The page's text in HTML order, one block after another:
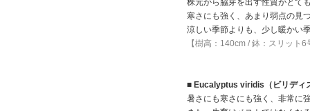
株元から脇芽を出す性質がとて
寒さにも強く、あまり弱点の見
涼しい季節よりも、少し暖かい
【樹高：140cm / 鉢：スリット6
■ Eucalyptus viridis（ビリディ
暑さにも寒さにも強く、非常に